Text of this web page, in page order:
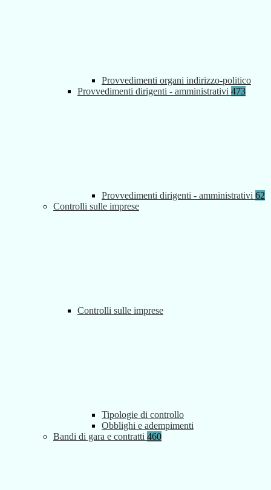
Provvedimenti organi indirizzo-politico
Provvedimenti dirigenti - amministrativi 473
Provvedimenti dirigenti - amministrativi 62
Controlli sulle imprese
Controlli sulle imprese
Tipologie di controllo
Obblighi e adempimenti
Bandi di gara e contratti 460